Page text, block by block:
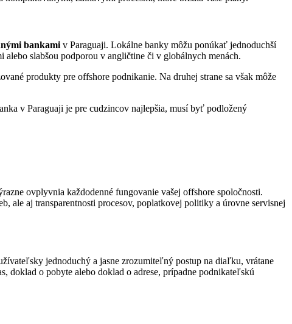
bankami v Paraguaji. Lokálne banky môžu ponúkať jednoduchší
slabšou podporou v angličtine či v globálnych menách.
produkty pre offshore podnikanie. Na druhej strane sa však môže
v Paraguaji je pre cudzincov najlepšia, musí byť podložený
ovplyvnia každodenné fungovanie vašej offshore spoločnosti.
aj transparentnosti procesov, poplatkovej politiky a úrovne servisnej
jednoduchý a jasne zrozumiteľný postup na diaľku, vrátane
doklad o pobyte alebo doklad o adrese, prípadne podnikateľskú